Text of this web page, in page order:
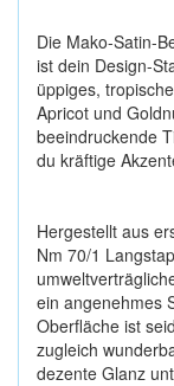
Die Mako-Satin-
ist dein Design-
üppiges,
Apricot und
beeindruckende
du kräftige
Hergestellt aus
Nm 70/1
ein angenehmes
Oberfläche ist
zugleich
dezente Glanz